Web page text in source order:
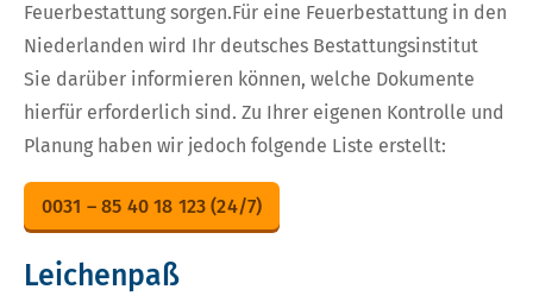
Feuerbestattung sorgen.Für eine Feuerbestattung in den
Niederlanden wird Ihr deutsches Bestattungsinstitut
Sie darüber informieren können, welche Dokumente
hierfür erforderlich sind. Zu Ihrer eigenen Kontrolle und
Planung haben wir jedoch folgende Liste erstellt:
0031 – 85 40 18 123 (24/7)
Leichenpaß